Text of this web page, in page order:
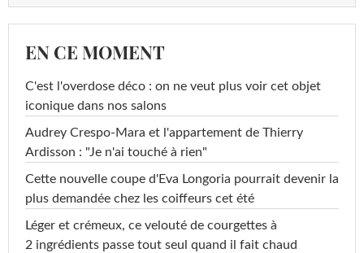
EN CE MOMENT
C'est l'overdose déco : on ne veut plus voir cet objet
iconique dans nos salons
Audrey Crespo-Mara et l'appartement de Thierry
Ardisson : "Je n'ai touché à rien"
Cette nouvelle coupe d'Eva Longoria pourrait devenir la
plus demandée chez les coiffeurs cet été
Léger et crémeux, ce velouté de courgettes à
2 ingrédients passe tout seul quand il fait chaud